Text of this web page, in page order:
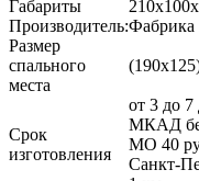
Габариты
Производитель:Фабрика
Размер
спального
места
Срок
изготовления
от 3 до 7
МКАД
МО 40
Санкт-